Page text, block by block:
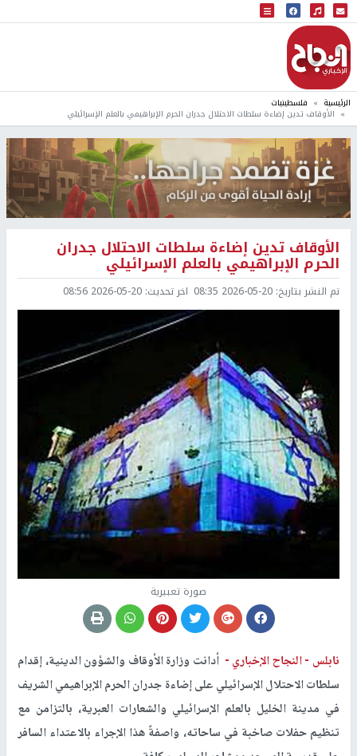
البث المباشر
إذاعة النجاح
الرئيسية فلسطينيات
الأوقاف تدين إضاءة سلطات الاحتلال جدران الحرم الإبراهيمي بالعلم الإسرائيلي
الأوقاف تدين إضاءة سلطات الاحتلال جدران
الحرم الإبراهيمي بالعلم الإسرائيلي
تم النشر بتاريخ: 2026-05-20 08:35 اخر تحديث: 2026-05-20 08:56
صورة تعبيرية
نابلس -النجاح الإخباري - أدانت وزارة الأوقاف والشؤون الدينية، إقدام
سلطات الاحتلال الإسرائيلي على إضاءة جدران الحرم الإبراهيمي الشريف
في مدينة الخليل بالعلم الإسرائيلي والشعارات العبرية، بالتزامن مع
تنظيم حفلات صاخبة في ساحاته، واصفةً هذا الإجراء بالاعتداء السافر